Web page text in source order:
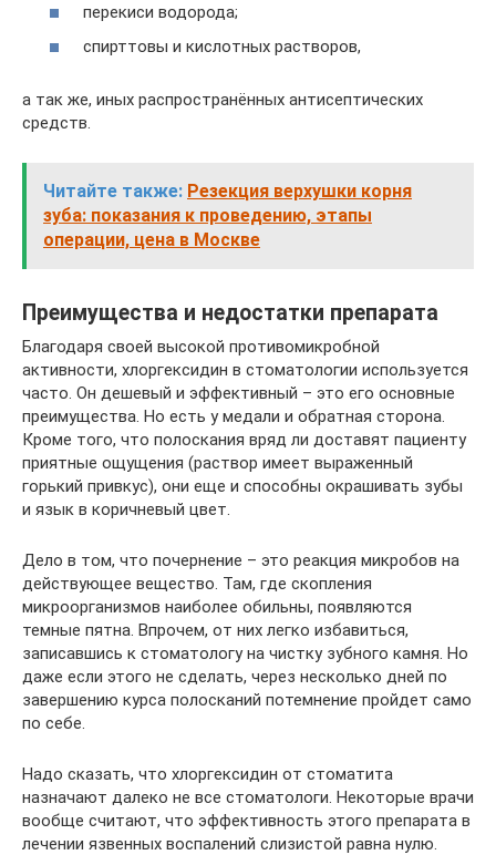
перекиси водорода;
спирттовы и кислотных растворов,
а так же, иных распространённых антисептических
средств.
Читайте также: Резекция верхушки корня
зуба: показания к проведению, этапы
операции, цена в Москве
Преимущества и недостатки препарата
Благодаря своей высокой противомикробной
активности, хлоргексидин в стоматологии используется
часто. Он дешевый и эффективный – это его основные
преимущества. Но есть у медали и обратная сторона.
Кроме того, что полоскания вряд ли доставят пациенту
приятные ощущения (раствор имеет выраженный
горький привкус), они еще и способны окрашивать зубы
и язык в коричневый цвет.
Дело в том, что почернение – это реакция микробов на
действующее вещество. Там, где скопления
микроорганизмов наиболее обильны, появляются
темные пятна. Впрочем, от них легко избавиться,
записавшись к стоматологу на чистку зубного камня. Но
даже если этого не сделать, через несколько дней по
завершению курса полосканий потемнение пройдет само
по себе.
Надо сказать, что хлоргексидин от стоматита
назначают далеко не все стоматологи. Некоторые врачи
вообще считают, что эффективность этого препарата в
лечении язвенных воспалений слизистой равна нулю.